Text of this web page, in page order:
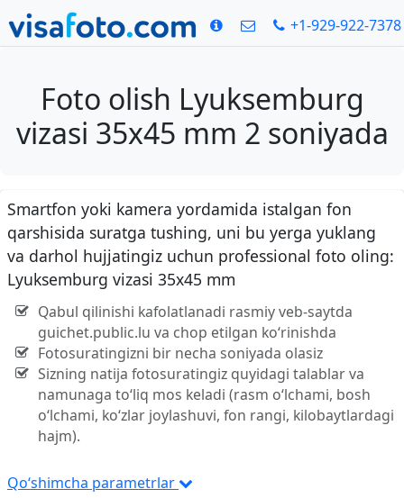
+1-929-922-7378
Foto olish Lyuksemburg
vizasi 35x45 mm 2 soniyada
Smartfon yoki kamera yordamida istalgan fon
qarshisida suratga tushing, uni bu yerga yuklang
va darhol hujjatingiz uchun professional foto oling:
Lyuksemburg vizasi 35x45 mm
Qabul qilinishi kafolatlanadi rasmiy veb-saytda
guichet.public.lu va chop etilgan ko‘rinishda
Fotosuratingizni bir necha soniyada olasiz
Sizning natija fotosuratingiz quyidagi talablar va
namunaga to‘liq mos keladi (rasm o‘lchami, bosh
o‘lchami, ko‘zlar joylashuvi, fon rangi, kilobaytlardagi
hajm).
Qo‘shimcha parametrlar